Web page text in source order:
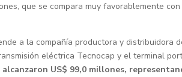
que se compara muy favorablemente
a la compañía productora y distribuidora
eléctrica Tecnocap y el terminal
US$ 99,0 millones,